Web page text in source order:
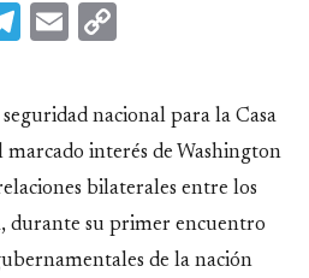
Telegram
Email
seguridad nacional para la Casa
marcado interés de Washington
bilaterales entre los
durante su primer encuentro
de la nación